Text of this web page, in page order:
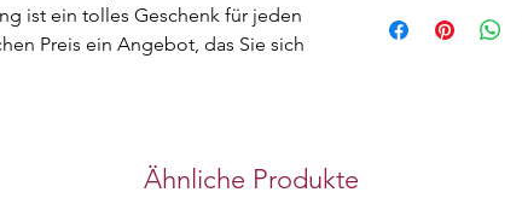
ist ein tolles Geschenk für jeden
Preis ein Angebot, das Sie sich
oberste Priorität.
Produkte in
Wir können die
Ähnliche Produkte